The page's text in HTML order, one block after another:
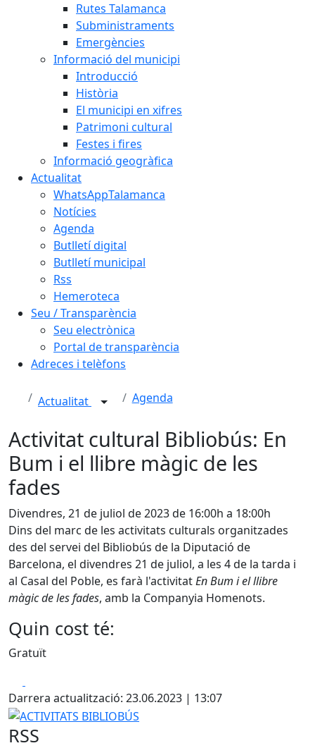
Rutes Talamanca
Subministraments
Emergències
Informació del municipi
Introducció
Història
El municipi en xifres
Patrimoni cultural
Festes i fires
Informació geogràfica
Actualitat
WhatsAppTalamanca
Notícies
Agenda
Butlletí digital
Butlletí municipal
Rss
Hemeroteca
Seu / Transparència
Seu electrònica
Portal de transparència
Adreces i telèfons
Actualitat Agenda
Activitat cultural Bibliobús: En
Bum i el llibre màgic de les
fades
Divendres, 21 de juliol de 2023 de 16:00h a 18:00h
Dins del marc de les activitats culturals organitzades
des del servei del Bibliobús de la Diputació de
Barcelona, el divendres 21 de juliol, a les 4 de la tarda i
al Casal del Poble, es farà l'activitatEn Bum i el llibre
màgic de les fades, amb la Companyia Homenots.
Quin cost té:
Gratuït
Darrera actualització: 23.06.2023 | 13:07
ACTIVITATS BIBLIOBÚS
RSS